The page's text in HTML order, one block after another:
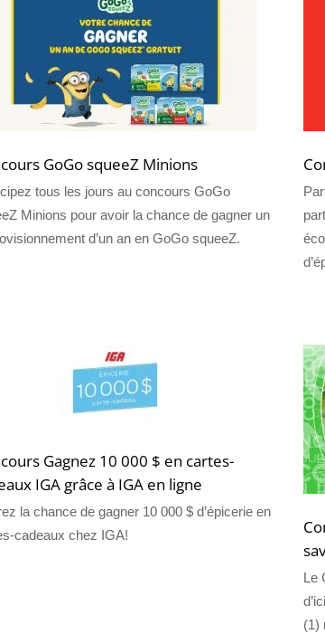
GoGo squeeZ Minions
tous les jours au concours GoGo
Minions pour avoir la chance de gagner un
d’un an en GoGo squeeZ.
Gagnez 10 000 $ en cartes-
IGA grâce à IGA en ligne
la chance de gagner 10 000 $ d’épicerie en
cadeaux chez IGA!
Le
(1)